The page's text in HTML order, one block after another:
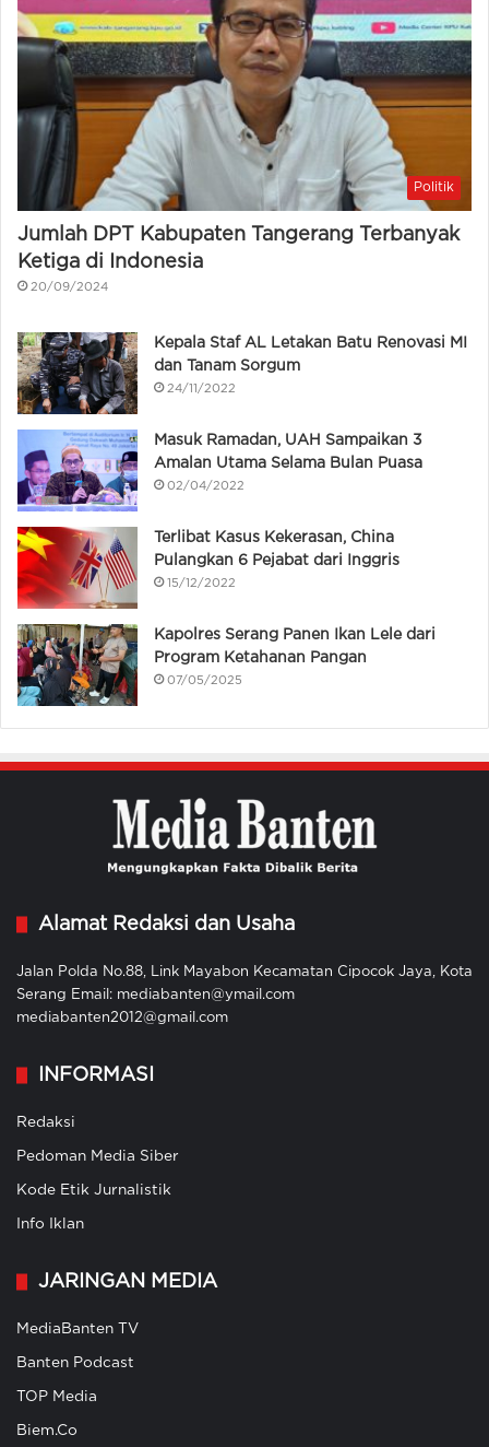
Politik
Jumlah DPT Kabupaten Tangerang Terbanyak
Ketiga di Indonesia
20/09/2024
Kepala Staf AL Letakan Batu Renovasi MI
dan Tanam Sorgum
24/11/2022
Masuk Ramadan, UAH Sampaikan 3
Amalan Utama Selama Bulan Puasa
02/04/2022
Terlibat Kasus Kekerasan, China
Pulangkan 6 Pejabat dari Inggris
15/12/2022
Kapolres Serang Panen Ikan Lele dari
Program Ketahanan Pangan
07/05/2025
Alamat Redaksi dan Usaha
Jalan Polda No.88, Link Mayabon Kecamatan Cipocok Jaya, Kota
Serang Email: mediabanten@ymail.com
mediabanten2012@gmail.com
INFORMASI
Redaksi
Pedoman Media Siber
Kode Etik Jurnalistik
Info Iklan
JARINGAN MEDIA
MediaBanten TV
Banten Podcast
TOP Media
Biem.Co